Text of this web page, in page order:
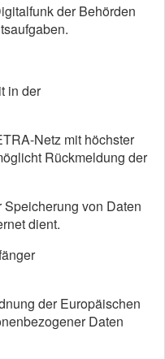
der Behörden
in der
Netz mit höchster
Rückmeldung der
von Daten
dient.
der Europäischen
Daten